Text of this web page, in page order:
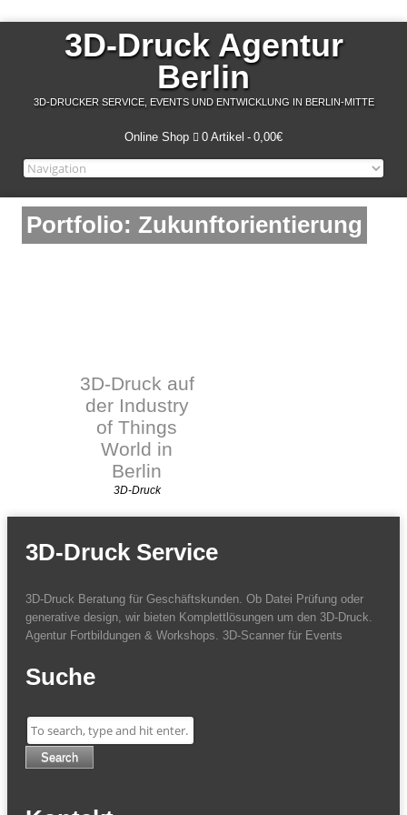
3D-Druck Agentur
Berlin
3D-DRUCKER SERVICE, EVENTS UND ENTWICKLUNG IN BERLIN-MITTE
Online Shop 0 Artikel 0,00€
Portfolio: Zukunftorientierung
3D-Druck auf
der Industry
of Things
World in
Berlin
3D-Druck
3D-Druck Service
3D-Druck Beratung für Geschäftskunden. Ob Datei Prüfung oder
generative design, wir bieten Komplettlösungen um den 3D-Druck.
Agentur Fortbildungen & Workshops. 3D-Scanner für Events
Suche
Search